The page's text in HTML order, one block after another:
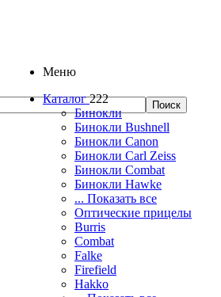
Меню
Каталог 222
Бинокли
Бинокли Bushnell
Бинокли Canon
Бинокли Carl Zeiss
Бинокли Combat
Бинокли Hawke
... Показать все
Оптические прицелы
Burris
Combat
Falke
Firefield
Hakko